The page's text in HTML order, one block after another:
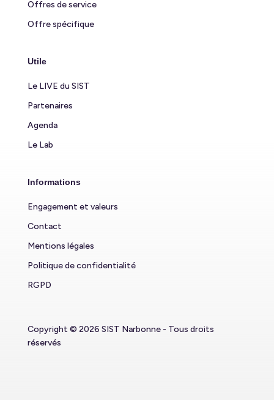
Offres de service
Offre spécifique
Utile
Le LIVE du SIST
Partenaires
Agenda
Le Lab
Informations
Engagement et valeurs
Contact
Mentions légales
Politique de confidentialité
RGPD
Copyright © 2026 SIST Narbonne - Tous droits
réservés